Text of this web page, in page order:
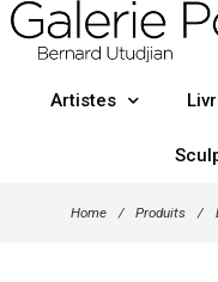
Artistes
Home / Produits /